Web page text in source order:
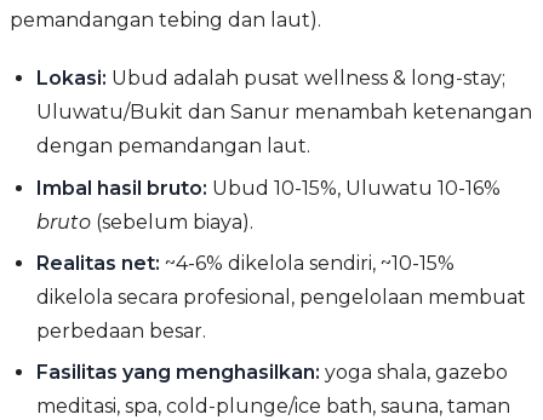
pemandangan tebing dan laut).
Lokasi: Ubud adalah pusat wellness & long-stay;
Uluwatu/Bukit dan Sanur menambah ketenangan
dengan pemandangan laut.
Imbal hasil bruto: Ubud 10-15%, Uluwatu 10-16%
bruto (sebelum biaya).
Realitas net: ~4-6% dikelola sendiri, ~10-15%
dikelola secara profesional, pengelolaan membuat
perbedaan besar.
Fasilitas yang menghasilkan: yoga shala, gazebo
meditasi, spa, cold-plunge/ice bath, sauna, taman